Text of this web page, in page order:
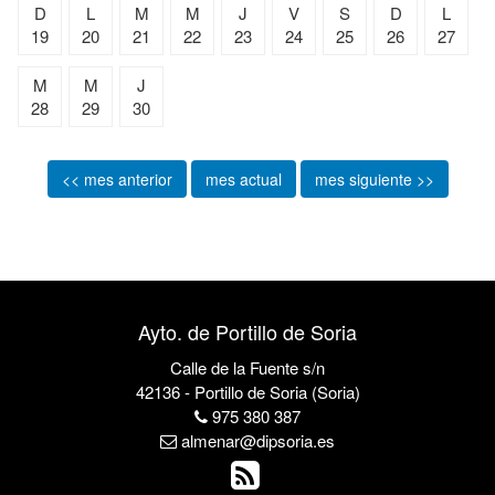
D
19
L
20
M
21
M
22
J
23
V
24
S
25
D
26
L
27
M
28
M
29
J
30
<< mes anterior mes actual mes siguiente >>
Ayto. de Portillo de Soria
Calle de la Fuente s/n
42136 - Portillo de Soria (Soria)
975 380 387
almenar@dipsoria.es